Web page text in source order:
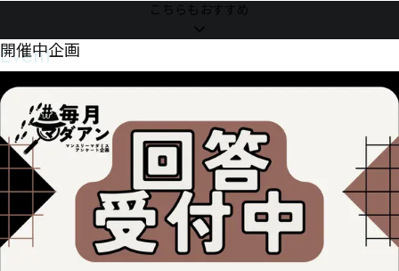
こちらもおすすめ
Event
開催中企画